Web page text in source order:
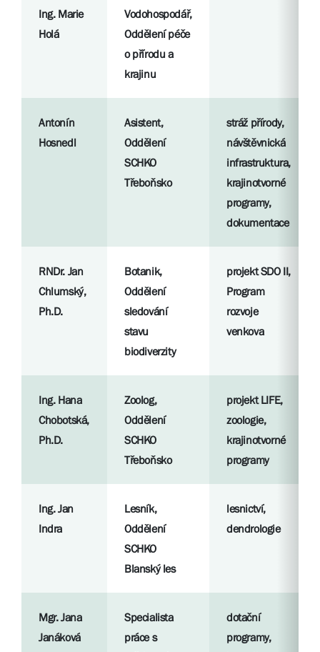
Ing. Marie
Holá
Vodohospodář,
Oddělení péče
o přírodu a
krajinu
Antonín
Hosnedl
Asistent,
Oddělení
SCHKO
Třeboňsko
stráž přírody,
návštěvnická
infrastruktura,
krajinotvorné
programy,
dokumentace
RNDr. Jan
Chlumský,
Ph.D.
Botanik,
Oddělení
sledování
stavu
biodiverzity
projekt SDO II,
Program
rozvoje
venkova
Ing. Hana
Chobotská,
Ph.D.
Zoolog,
Oddělení
SCHKO
Třeboňsko
projekt LIFE,
zoologie,
krajinotvorné
programy
Ing. Jan
Indra
Lesník,
Oddělení
SCHKO
Blanský les
lesnictví,
dendrologie
Mgr. Jana
Janáková
Specialista
práce s
dotační
programy,